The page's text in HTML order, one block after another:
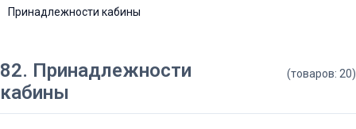
Принадлежности кабины
82. Принадлежности
кабины
(товаров: 20)